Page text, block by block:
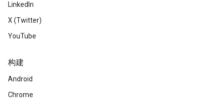
LinkedIn
X (Twitter)
YouTube
构建
Android
Chrome